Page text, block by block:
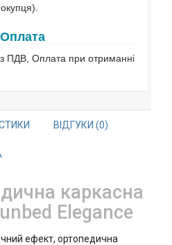
Оплата
з ПДВ, Оплата при отриманні
ВІДГУКИ (0)
каркасна
Elegance
ефект, ортопедична